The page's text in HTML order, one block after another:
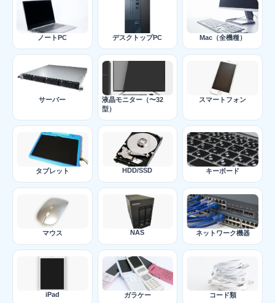
ノートPC デスクトップPC Mac（全機種）
サーバー
液晶モニター（〜32
型）
スマートフォン
タブレット HDD/SSD キーボード
マウス NAS ネットワーク機器
iPad ガラケー コード類